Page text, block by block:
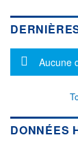
Aucune
DONNÉES